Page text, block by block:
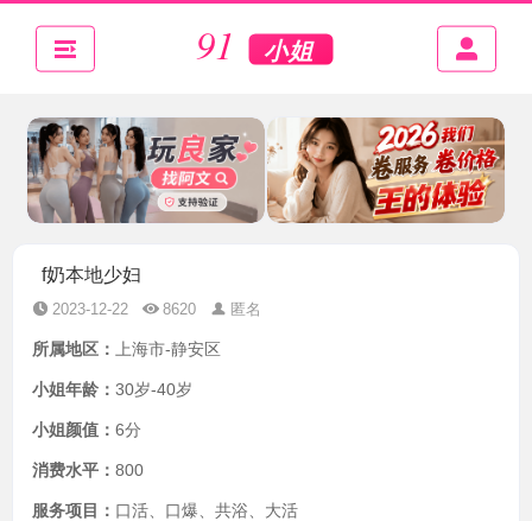
f奶本地少妇
2023-12-22 8620 匿名
所属地区： 上海市-静安区
小姐年龄： 30岁-40岁
小姐颜值： 6分
消费水平： 800
服务项目： 口活、口爆、共浴、大活